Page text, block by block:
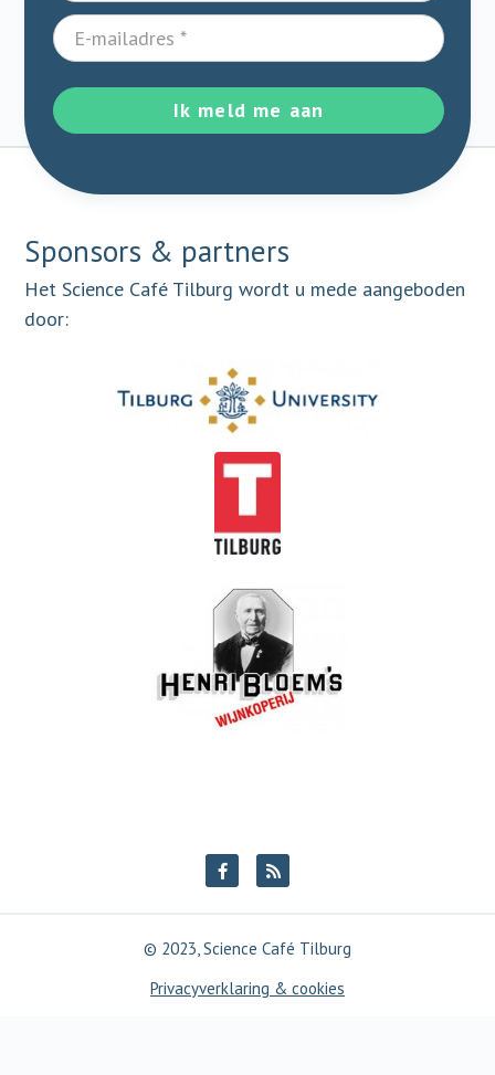
Ik meld me aan
Sponsors & partners
Het Science Café Tilburg wordt u mede aangeboden
door:
© 2023, Science Café Tilburg
Privacyverklaring & cookies